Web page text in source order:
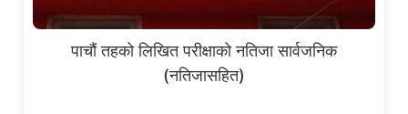
पाचौं तहको लिखित परीक्षाको नतिजा सार्वजनिक
(नतिजासहित)